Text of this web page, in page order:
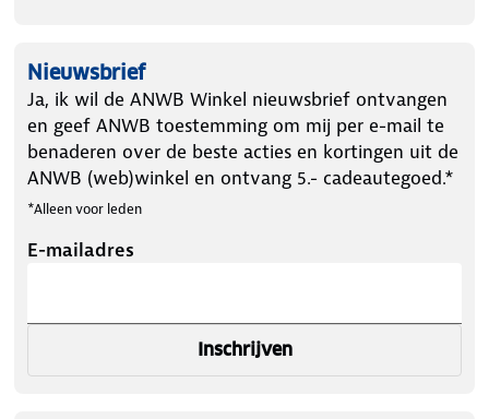
Nieuwsbrief
Ja, ik wil de ANWB Winkel nieuwsbrief ontvangen
en geef ANWB toestemming om mij per e-mail te
benaderen over de beste acties en kortingen uit de
ANWB (web)winkel en ontvang 5.- cadeautegoed.*
*Alleen voor leden
E-mailadres
Inschrijven